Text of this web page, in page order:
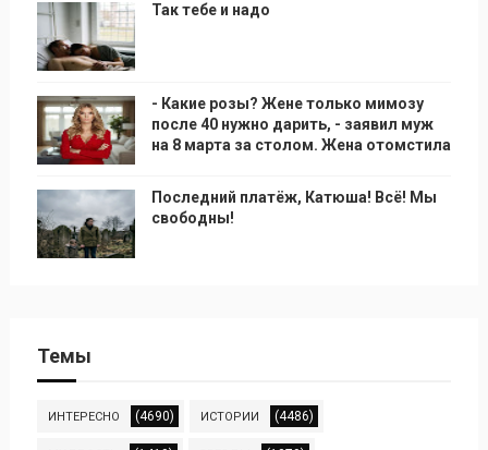
Так тебе и надо
- Какие розы? Жене только мимозу
после 40 нужно дарить, - заявил муж
на 8 марта за столом. Жена отомстила
Последний платёж, Катюша! Всё! Мы
свободны!
Темы
ИНТЕРЕСНО (4690) ИСТОРИИ (4486)